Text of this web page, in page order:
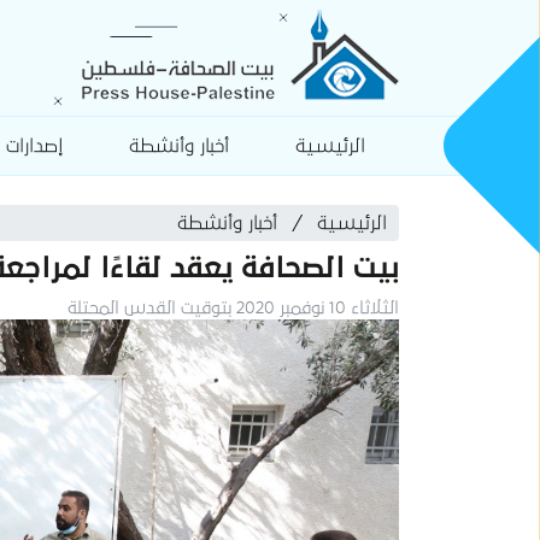
الرئيسية أخبار وأنشطة إصدارات
الرئيسية أخبار وأنشطة
بيت الصحافة يعقد لقاءًا
الثلاثاء 10 نوفمبر 2020 بتوقيت القدس المحتلة